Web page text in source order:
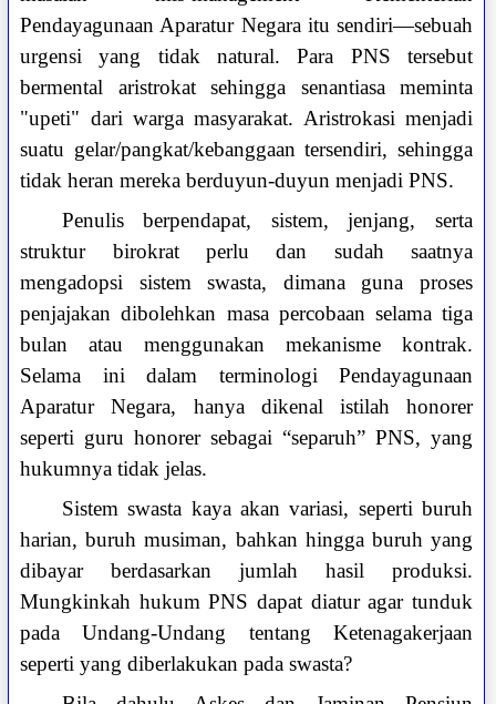
Pendayagunaan Aparatur Negara itu sendiri—sebuah
urgensi yang tidak natural. Para PNS tersebut
bermental aristrokat sehingga senantiasa meminta
"upeti" dari warga masyarakat. Aristrokasi menjadi
suatu gelar/pangkat/kebanggaan tersendiri, sehingga
tidak heran mereka berduyun-duyun menjadi PNS.
Penulis berpendapat, sistem, jenjang, serta
struktur birokrat perlu dan sudah saatnya
mengadopsi sistem swasta, dimana guna proses
penjajakan dibolehkan masa percobaan selama tiga
bulan atau menggunakan mekanisme kontrak.
Selama ini dalam terminologi Pendayagunaan
Aparatur Negara, hanya dikenal istilah honorer
seperti guru honorer sebagai “separuh” PNS, yang
hukumnya tidak jelas.
Sistem swasta kaya akan variasi, seperti buruh
harian, buruh musiman, bahkan hingga buruh yang
dibayar berdasarkan jumlah hasil produksi.
Mungkinkah hukum PNS dapat diatur agar tunduk
pada Undang-Undang tentang Ketenagakerjaan
seperti yang diberlakukan pada swasta?